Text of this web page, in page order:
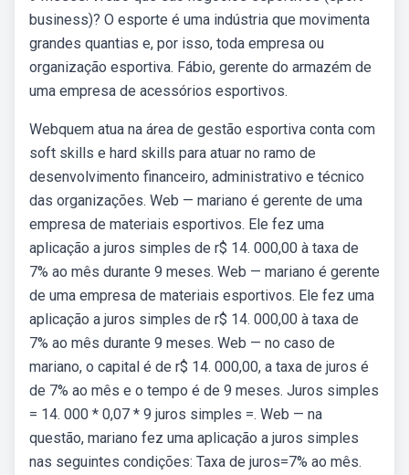
business)? O esporte é uma indústria que movimenta
grandes quantias e, por isso, toda empresa ou
organização esportiva. Fábio, gerente do armazém de
uma empresa de acessórios esportivos.
Webquem atua na área de gestão esportiva conta com
soft skills e hard skills para atuar no ramo de
desenvolvimento financeiro, administrativo e técnico
das organizações. Web — mariano é gerente de uma
empresa de materiais esportivos. Ele fez uma
aplicação a juros simples de r$ 14. 000,00 à taxa de
7% ao mês durante 9 meses. Web — mariano é gerente
de uma empresa de materiais esportivos. Ele fez uma
aplicação a juros simples de r$ 14. 000,00 à taxa de
7% ao mês durante 9 meses. Web — no caso de
mariano, o capital é de r$ 14. 000,00, a taxa de juros é
de 7% ao mês e o tempo é de 9 meses. Juros simples
= 14. 000 * 0,07 * 9 juros simples =. Web — na
questão, mariano fez uma aplicação a juros simples
nas seguintes condições: Taxa de juros=7% ao mês.